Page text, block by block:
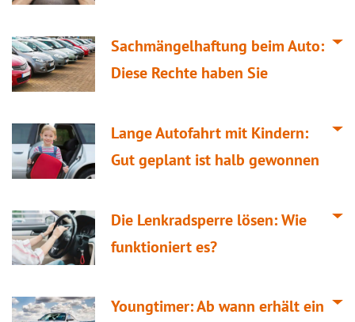
Sachmängelhaftung beim Auto:
Diese Rechte haben Sie
Lange Autofahrt mit Kindern:
Gut geplant ist halb gewonnen
Die Lenkradsperre lösen: Wie
funktioniert es?
Youngtimer: Ab wann erhält ein